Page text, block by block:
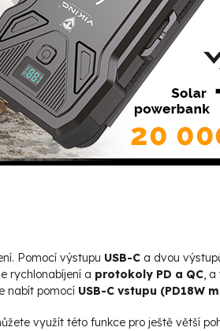
Pomocí výstupu USB-C a dvou
rychlonabíjení a protokoly PD a QC, a
nabít pomocí USB-C vstupu (PD18W
využít této funkce pro ještě větší